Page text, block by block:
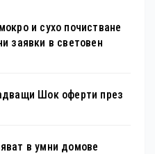
и сухо почистване
заявки в световен
Шок оферти през
в умни домове